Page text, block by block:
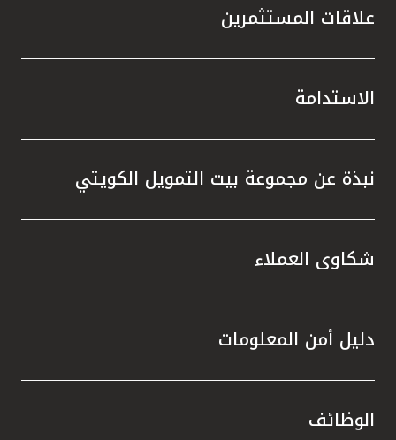
علاقات المستثمرين
الاستدامة
نبذة عن مجموعة بيت التمويل الكويتي
شكاوى العملاء
دليل أمن المعلومات
الوظائف